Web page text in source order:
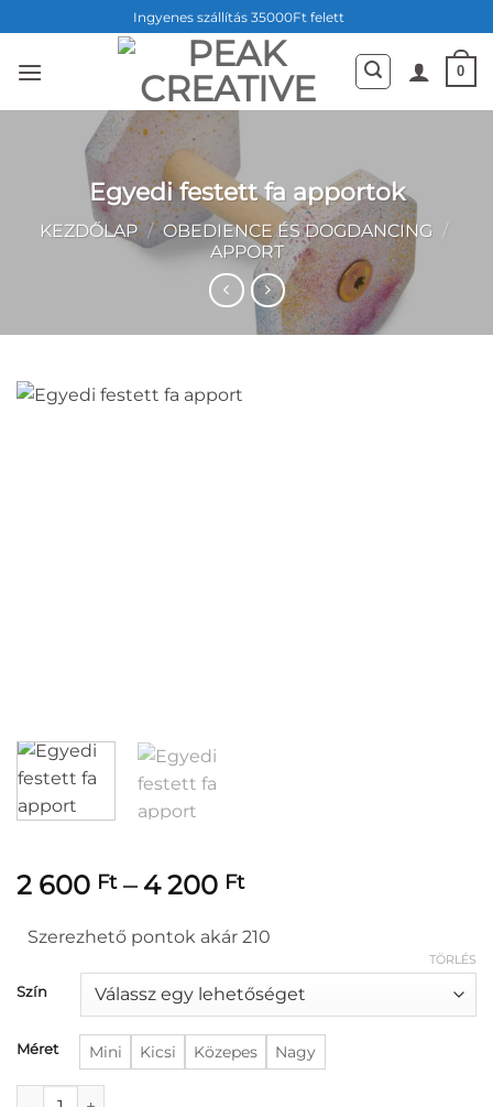
to
content
Ingyenes szállítás 35000Ft felett
0
Egyedi festett fa apportok
KEZDŐLAP / OBEDIENCE ÉS DOGDANCING /
APPORT
2 600 Ft – 4 200 FtÁrtartomány:
600 Ft
4
200 Ft
Szerezhető pontok akár 210
Szín
Méret Mini Kicsi Közepes Nagy
TÖRLÉS
Egyedi festett fa apportok mennyiség